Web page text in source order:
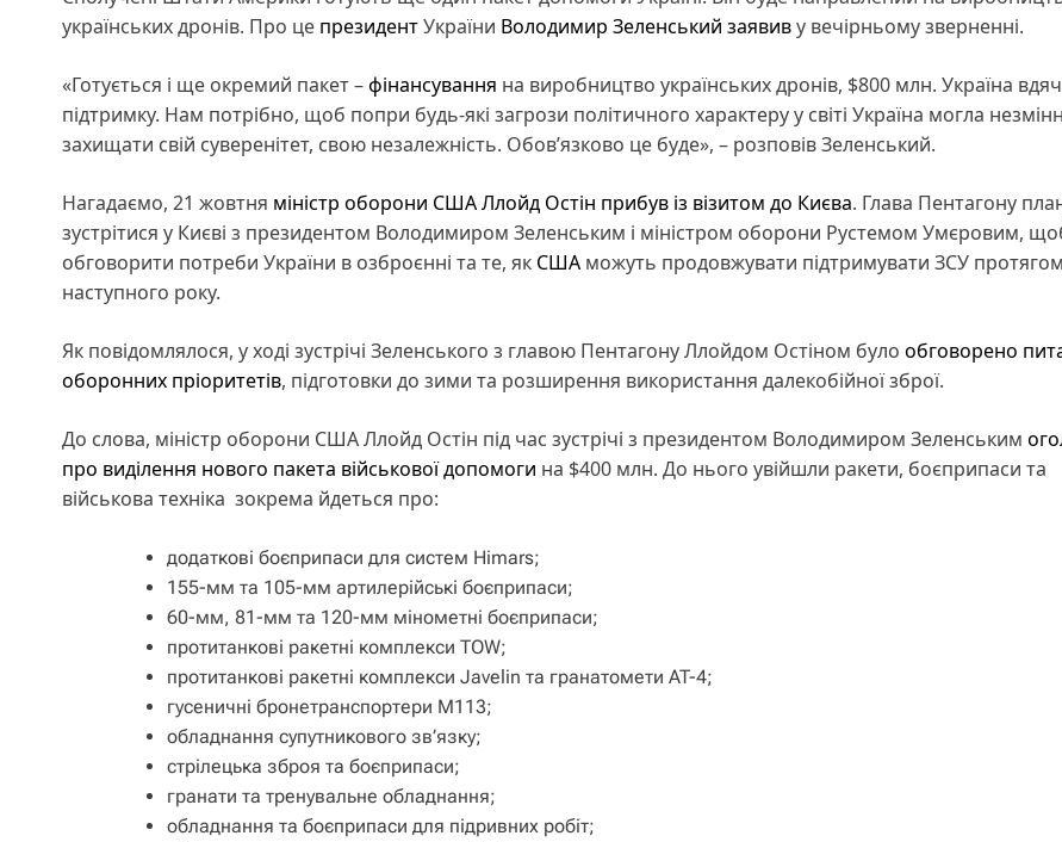
українських дронів. Про це президентУкраїни Володимир Зеленський заявиву вечірньому зверненні.
«Готується і ще окремий пакет –фінансування на виробництво українських дронів, $800 млн. Україна
підтримку. Нам потрібно, щоб попри будь-які загрози політичного характеру у світі Україна могла
захищати свій суверенітет, свою незалежність. Обов’язково це буде», – розповів Зеленський.
Нагадаємо, 21 жовтня міністр оборони США Ллойд Остін прибув із візитом до Києва. Глава Пентагону
зустрітися у Києві з президентом Володимиром Зеленським і міністром оборони Рустемом Умєровим,
обговорити потреби України в озброєнні та те, як США можуть продовжувати підтримувати ЗСУ протягом
наступного року.
Як повідомлялося, у ході зустрічі Зеленського з главою Пентагону Ллойдом Остіном було обговорено
оборонних пріоритетів, підготовки до зими та розширення використання далекобійної зброї.
До слова, міністр оборони США Ллойд Остін під час зустрічі з президентом Володимиром Зеленським
про виділення нового пакета військової допомоги на $400 млн. До нього увійшли ракети, боєприпаси та
військова техніка зокрема йдеться про:
додаткові боєприпаси для систем Himars;
155-мм та 105-мм артилерійські боєприпаси;
60-мм, 81-мм та 120-мм мінометні боєприпаси;
протитанкові ракетні комплекси TOW;
протитанкові ракетні комплекси Javelin та гранатомети AT-4;
гусеничні бронетранспортери M113;
обладнання супутникового зв’язку;
стрілецька зброя та боєприпаси;
гранати та тренувальне обладнання;
обладнання та боєприпаси для підривних робіт;